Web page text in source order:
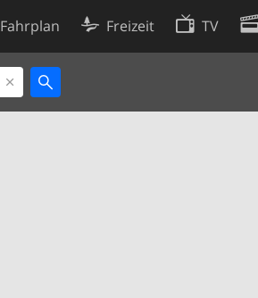
Fahrplan Freizeit TV
Cookie-Richtlinie
Cookie-Einstellungen